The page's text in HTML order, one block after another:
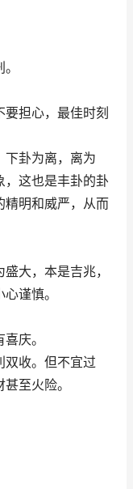
担心，最佳时刻
下卦为离，离为
，这也是丰卦的卦
精明和威严，从而
大，本是吉兆，
谨慎。
庆。
双收。但不宜过
至火险。